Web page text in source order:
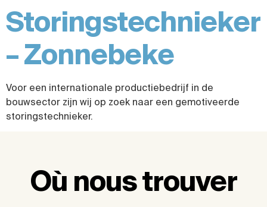
Storingstechnieker
– Zonnebeke
Voor een internationale productiebedrijf in de
bouwsector zijn wij op zoek naar een gemotiveerde
storingstechnieker.
Où nous trouver